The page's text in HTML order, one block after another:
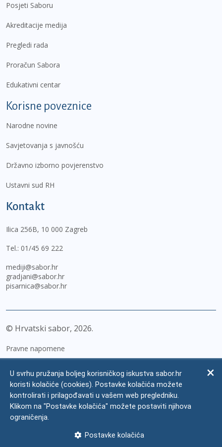
Posjeti Saboru
Akreditacije medija
Pregledi rada
Proračun Sabora
Edukativni centar
Korisne poveznice
Narodne novine
Savjetovanja s javnošću
Državno izborno povjerenstvo
Ustavni sud RH
Kontakt
Ilica 256B, 10 000 Zagreb
Tel.: 01/45 69 222
mediji@sabor.hr
gradjani@sabor.hr
pisarnica@sabor.hr
© Hrvatski sabor, 2026
Pravne napomene
Zaštita osobnih podataka
Impressum
Česta pitanja
U svrhu pružanja boljeg korisničkog iskustva sabor.hr
koristi kolačiće (cookies). Postavke kolačića možete
kontrolirati i prilagođavati u vašem web pregledniku.
Klikom na "Postavke kolačića" možete postaviti njihova
ograničenja.
Postavke kolačića